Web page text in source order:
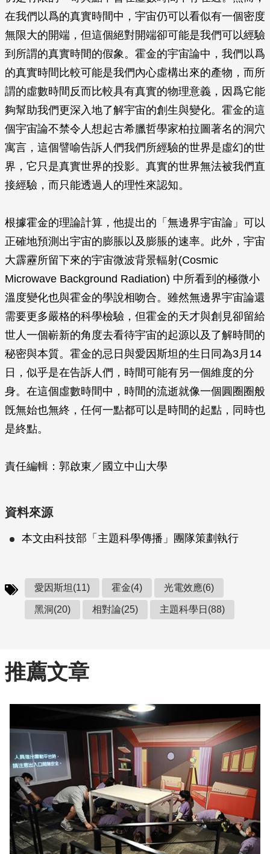
在我們以爲的真實時間中，宇宙仍可以看似有一個密度
無限大的開端，但這個絕對開端卻可能是我們可以經驗
到所謂的真實時間的假象。霍金的宇宙論中，我們以爲
的真實時間比較可能是我們內心虛構出來的產物，而所
謂的虛數時間反而比較具有真實的物理意義，因爲它能
夠幫助我們更深入地了解宇宙的創生與變化。霍金的這
個宇宙論不禁令人想起古希臘哲學家柏拉圖著名的洞穴
寓言，這個譬喻告訴人們我們所經驗的世界是虛幻的世
界，它只是真實世界的投影。真實的世界無法被我們直
接經驗，而只能透過人的理性來認知。
根據霍金的理論計算，他提出的「無邊界宇宙論」可以
正確地預測出宇宙的膨脹以及膨脹的速率。此外，宇宙
大霹靂所留下來的宇宙微波背景輻射(Cosmic
Microwave Background Radiation) 中所看到的極微小
溫度變化也與霍金的學說相吻合。雖然無邊界宇宙論還
需要更多嚴格的科學檢驗，但霍金的天才與創見卻留給
世人一個嶄新的角度去看待宇宙的起源以及了解時間的
秘密與本質。霍金的忌日與愛因斯坦的生日同為3月14
日，似乎是在告訴人們，時間可能有另一個維度的分
身。在這個虛數時間中，時間的流逝就像一個圓圈圈般
旣無始也無終，任何一點都可以是時間的起點，同時也
是終點。
責任編輯：郭啟東／國立中山大學
資料來源
本文由科技部「主題科學傳播」團隊策劃執行
愛因斯坦(11) 霍金(4) 光電效應(6)
黑洞(20) 相對論(25) 主題科學日(88)
推薦文章